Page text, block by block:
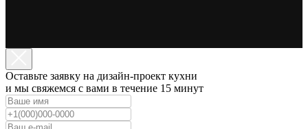
Оставьте заявку на дизайн-проект кухни
и мы свяжемся с вами в течение 15 минут